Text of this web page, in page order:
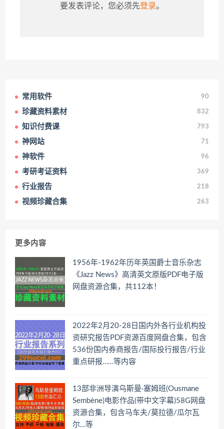
要发表评论，您必须先登录。
常用软件 90
珍藏资料素材 832
知识付费课 793
神网站 71
神软件 96
考研考证资料 369
行业报告 218
视频珍藏合集 263
更多内容
1956年-1962年历年英国爵士音乐杂志
《Jazz News》高清英文原版PDF电子版
网盘资源合集，共112本！
2022年2月20-28日国内外各行业机构投
资研究报告PDF资源百度网盘合集，包含
536份国内券商报告/国际投行报告/行业
重点研报……等内容
13部非洲导演乌斯曼·塞姆班(Ousmane
Sembène)电影作品(带中文字幕)58G网盘
资源合集，包含马车夫/莫拉德/瓜尔瓦
尔…等